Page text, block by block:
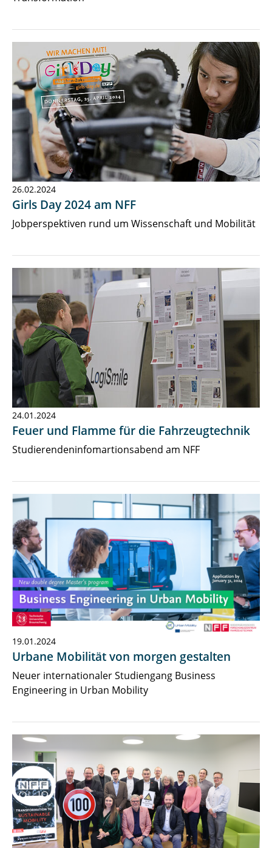
26.02.2024
Girls Day 2024 am NFF
Jobperspektiven rund um Wissenschaft und Mobilität
24.01.2024
Feuer und Flamme für die Fahrzeugtechnik
Studierendeninfomartionsabend am NFF
19.01.2024
Urbane Mobilität von morgen gestalten
Neuer internationaler Studiengang Business
Engineering in Urban Mobility